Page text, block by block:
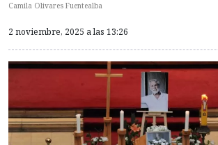
Camila Olivares Fuentealba
2 noviembre, 2025 a las 13:26